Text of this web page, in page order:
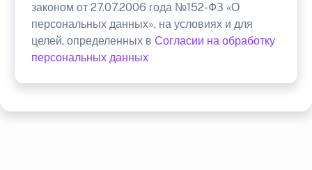
законом от 27.07.2006 года №152-ФЗ «О
персональных данных», на условиях и для
целей, определенных в Согласии на обработку
персональных данных